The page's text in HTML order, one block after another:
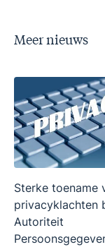
Meer nieuws
Sterke toename
privacyklachten
Autoriteit